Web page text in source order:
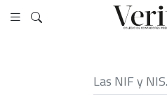
Las NIF y